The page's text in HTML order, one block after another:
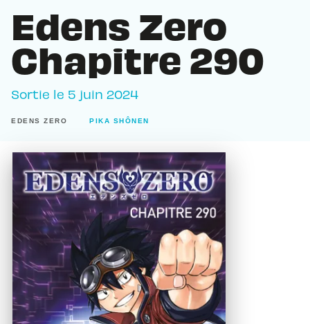
Edens Zero
Chapitre 290
Sortie le 5 juin 2024
EDENS ZERO PIKA SHÔNEN